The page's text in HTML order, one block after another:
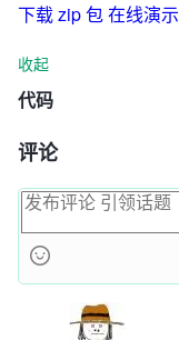
下载 zip 包在线演示
收起
代码
评论